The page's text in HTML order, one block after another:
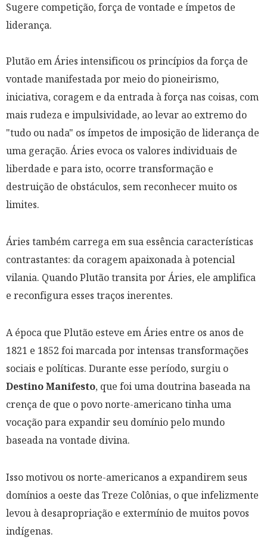
Sugere competição, força de vontade e ímpetos de
liderança.
Plutão em Áries intensificou os princípios da força de
vontade manifestada por meio do pioneirismo,
iniciativa, coragem e da entrada à força nas coisas, com
mais rudeza e impulsividade, ao levar ao extremo do
"tudo ou nada" os ímpetos de imposição de liderança de
uma geração. Áries evoca os valores individuais de
liberdade e para isto, ocorre transformação e
destruição de obstáculos, sem reconhecer muito os
limites.
Áries também carrega em sua essência características
contrastantes: da coragem apaixonada à potencial
vilania. Quando Plutão transita por Áries, ele amplifica
e reconfigura esses traços inerentes.
A época que Plutão esteve em Áries entre os anos de
1821 e 1852 foi marcada por intensas transformações
sociais e políticas. Durante esse período, surgiu o
Destino Manifesto, que foi uma doutrina baseada na
crença de que o povo norte-americano tinha uma
vocação para expandir seu domínio pelo mundo
baseada na vontade divina.
Isso motivou os norte-americanos a expandirem seus
domínios a oeste das Treze Colônias, o que infelizmente
levou à desapropriação e extermínio de muitos povos
indígenas.